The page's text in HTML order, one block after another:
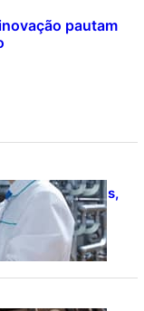
pautam
máquinas novas,
avança